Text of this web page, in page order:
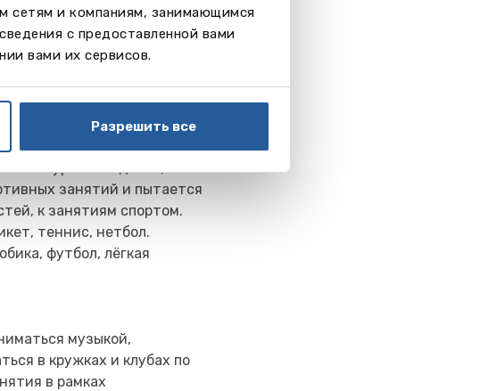
сетям и компаниям, занимающимся
с предоставленной вами
вами их сервисов.
Разрешить все
спорта ученики
занятий и пытается
к занятиям спортом.
теннис, нетбол.
футбол, лёгкая
музыкой,
в кружках и клубах по
в рамках